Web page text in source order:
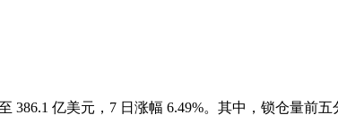
386.1 亿美元，7 日涨幅 6.49%。其中，锁仓量前